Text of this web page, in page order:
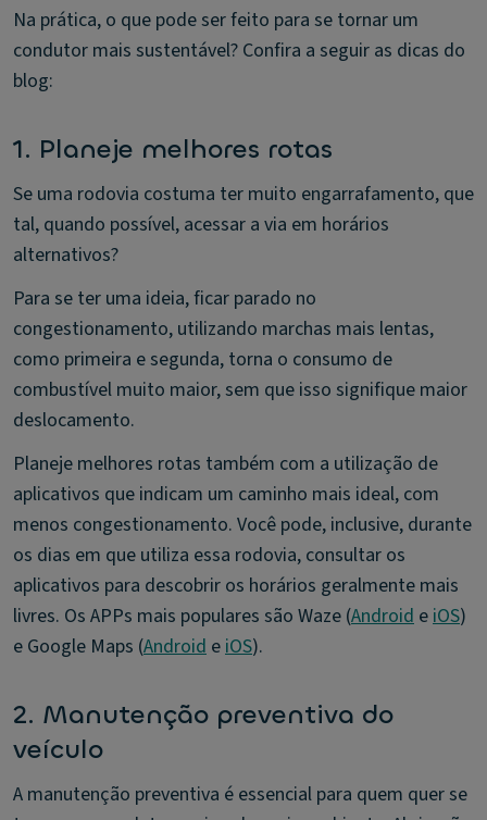
Na prática, o que pode ser feito para se tornar um
condutor mais sustentável? Confira a seguir as dicas do
blog:
1. Planeje melhores rotas
Se uma rodovia costuma ter muito engarrafamento, que
tal, quando possível, acessar a via em horários
alternativos?
Para se ter uma ideia, ficar parado no
congestionamento, utilizando marchas mais lentas,
como primeira e segunda, torna o consumo de
combustível muito maior, sem que isso signifique maior
deslocamento.
Planeje melhores rotas também com a utilização de
aplicativos que indicam um caminho mais ideal, com
menos congestionamento. Você pode, inclusive, durante
os dias em que utiliza essa rodovia, consultar os
aplicativos para descobrir os horários geralmente mais
livres. Os APPs mais populares são Waze (Android eiOS)
e Google Maps (Android eiOS).
2. Manutenção preventiva do
veículo
A manutenção preventiva é essencial para quem quer se